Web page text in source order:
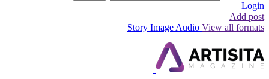
Login
Add post
Story Image Audio View all formats